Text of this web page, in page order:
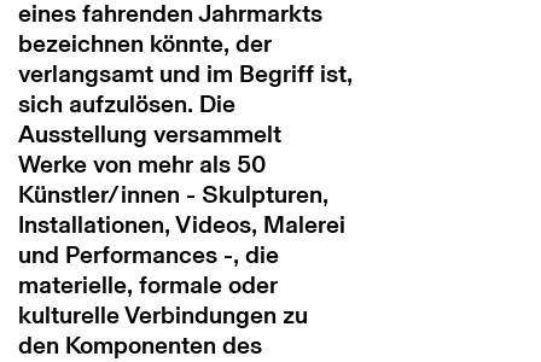
eines fahrenden Jahrmarkts
bezeichnen könnte, der
verlangsamt und im Begriff ist,
sich aufzulösen. Die
Ausstellung versammelt
Werke von mehr als 50
Künstler/innen - Skulpturen,
Installationen, Videos, Malerei
und Performances -, die
materielle, formale oder
kulturelle Verbindungen zu
den Komponenten des